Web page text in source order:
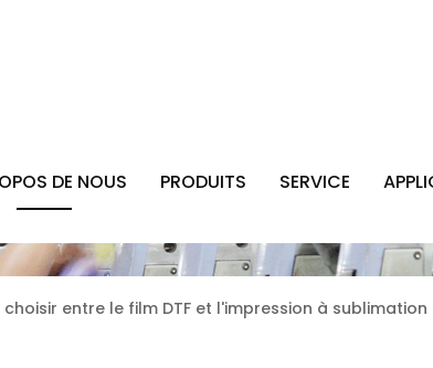
DE NOUS PRODUITS SERVICE
entre le film DTF et l'impression à